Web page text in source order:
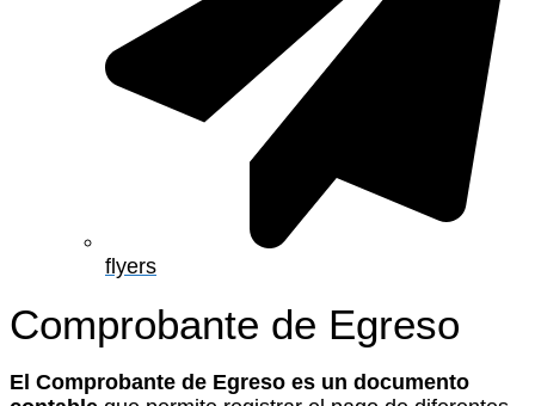
flyers
Comprobante de Egreso
El Comprobante de Egreso es un documento